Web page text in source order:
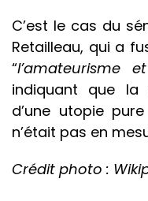
C’est le cas du
Retailleau, qui a
“l’amateurisme
indiquant que la
d’une utopie
n’était pas en
Crédit photo :